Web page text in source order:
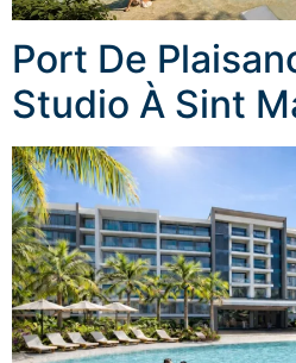
Port De
Studio À Sint